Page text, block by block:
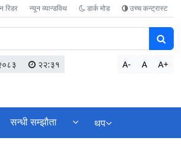
रिडर न्यून व्यान्डविथ डार्क मोड उच्च कन्ट्रास्ट
२२:३१ A- A A+
सन्धी सम्झौता थप